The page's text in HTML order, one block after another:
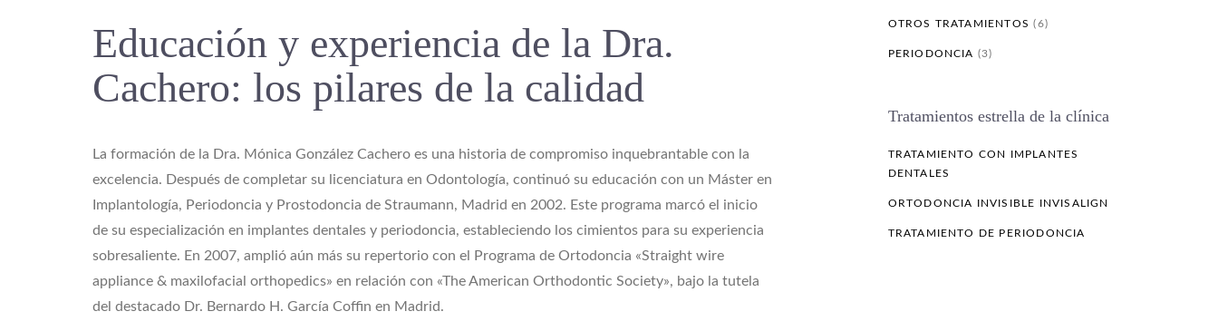
Educación y experiencia de la Dra.
Cachero: los pilares de la calidad
La formación de la Dra. Mónica González Cachero es una historia de compromiso inquebrantable con la
excelencia. Después de completar su licenciatura en Odontología, continuó su educación con un Máster en
Implantología, Periodoncia y Prostodoncia de Straumann, Madrid en 2002. Este programa marcó el inicio
de su especialización en implantes dentales y periodoncia, estableciendo los cimientos para su experiencia
sobresaliente. En 2007, amplió aún más su repertorio con el Programa de Ortodoncia «Straight wire
appliance & maxilofacial orthopedics» en relación con «The American Orthodontic Society», bajo la tutela
del destacado Dr. Bernardo H. García Coffin en Madrid.
OTROS TRATAMIENTOS (6)
PERIODONCIA (3)
Tratamientos estrella de la clínica
TRATAMIENTO CON IMPLANTES
DENTALES
ORTODONCIA INVISIBLE INVISALIGN
TRATAMIENTO DE PERIODONCIA